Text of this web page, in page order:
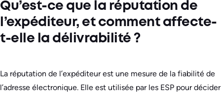
Qu’est-ce que la réputation de
l’expéditeur, et comment affecte-
t-elle la délivrabilité ?
La réputation de l’expéditeur est une mesure de la fiabilité de
l’adresse électronique. Elle est utilisée par les ESP pour décider